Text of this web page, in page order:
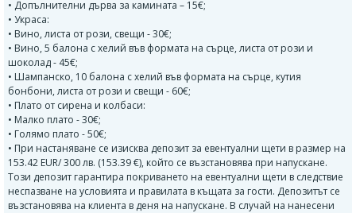
• Допълнителни дърва за камината – 15€;
• Украса:
• Вино, листа от рози, свещи - 30€;
• Вино, 5 балона с хелий във формата на сърце, листа от рози и
шоколад - 45€;
• Шампанско, 10 балона с хелий във формата на сърце, кутия
бонбони, листа от рози и свещи - 60€;
• Плато от сирена и колбаси:
• Малко плато - 30€;
• Голямо плато - 50€;
• При настаняване се изисква депозит за евентуални щети в размер на
153.42 EUR/ 300 лв. (153.39 €), който се възстановява при напускане.
Този депозит гарантира покриването на евентуални щети в следствие
неспазване на условията и правилата в къщата за гости. Депозитът се
възстановява на клиента в деня на напускане. В случай на нанесени